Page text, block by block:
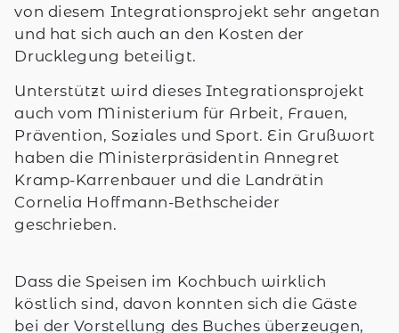
von diesem Integrationsprojekt sehr angetan
und hat sich auch an den Kosten der
Drucklegung beteiligt.
Unterstützt wird dieses Integrationsprojekt
auch vom Ministerium für Arbeit, Frauen,
Prävention, Soziales und Sport. Ein Grußwort
haben die Ministerpräsidentin Annegret
Kramp-Karrenbauer und die Landrätin
Cornelia Hoffmann-Bethscheider
geschrieben.
Dass die Speisen im Kochbuch wirklich
köstlich sind, davon konnten sich die Gäste
bei der Vorstellung des Buches überzeugen,